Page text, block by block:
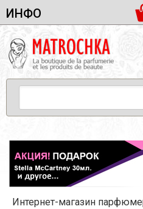
ИНФО
ЖЕНСКАЯ
МУЖСКАЯ
УНИСЕКС
УХОД
УХОД
Интернет-магазин